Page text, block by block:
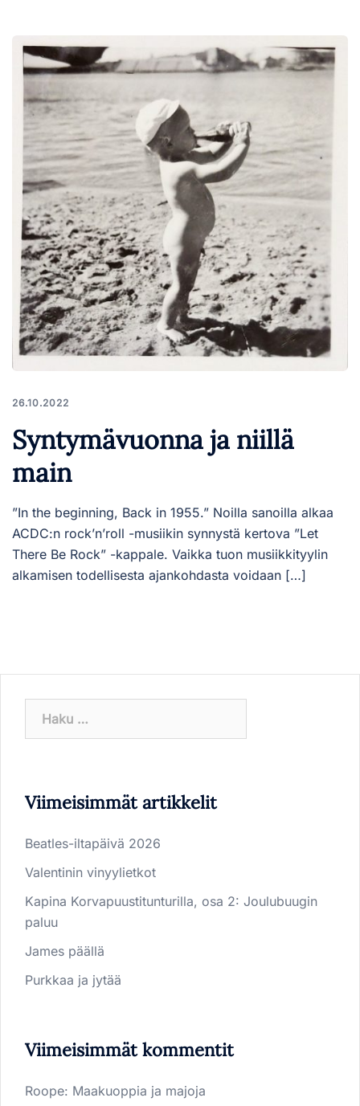
26.10.2022
Syntymävuonna ja niillä
main
”In the beginning, Back in 1955.” Noilla sanoilla alkaa
ACDC:n rock’n’roll -musiikin synnystä kertova ”Let
There Be Rock” -kappale. Vaikka tuon musiikkityylin
alkamisen todellisesta ajankohdasta voidaan […]
Viimeisimmät artikkelit
Beatles-iltapäivä 2026
Valentinin vinyylietkot
Kapina Korvapuustitunturilla, osa 2: Joulubuugin
paluu
James päällä
Purkkaa ja jytää
Viimeisimmät kommentit
Roope: Maakuoppia ja majoja